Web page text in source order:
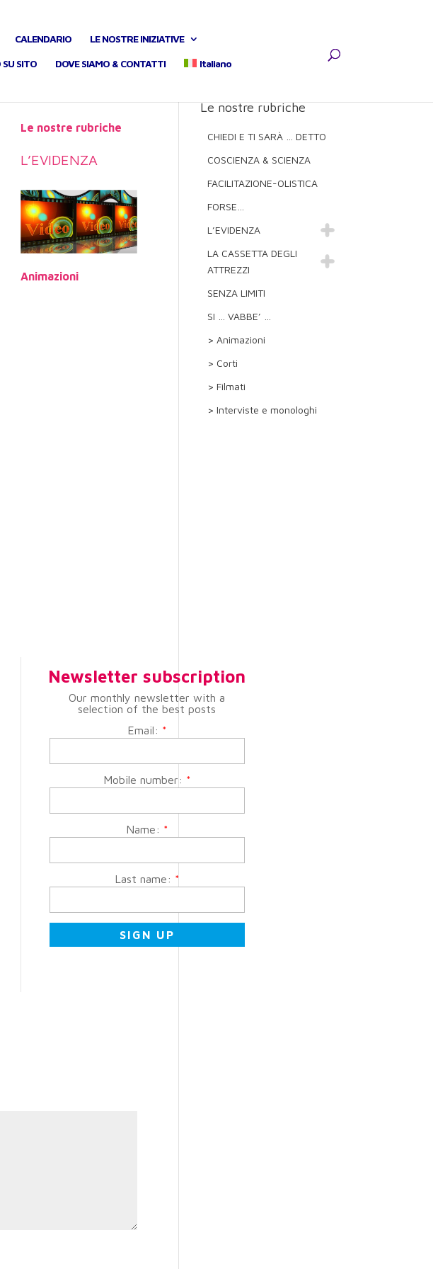
CALENDARIO LE NOSTRE INIZIATIVE
SU SITO DOVE SIAMO & CONTATTI Italiano
Le nostre rubriche
L’EVIDENZA
Animazioni
Newsletter subscription
Our monthly newsletter with a
selection of the best posts
Email: *
Mobile number: *
Name: *
Last name: *
Le nostre rubriche
CHIEDI E TI SARÀ … DETTO
COSCIENZA & SCIENZA
FACILITAZIONE-OLISTICA
FORSE…
L’EVIDENZA
LA CASSETTA DEGLI
ATTREZZI
SENZA LIMITI
SI … VABBE’ …
> Animazioni
> Corti
> Filmati
> Interviste e monologhi